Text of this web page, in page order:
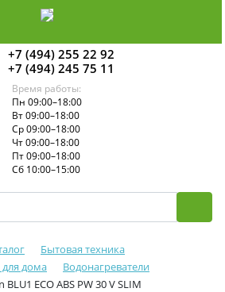
+7 (494) 255 22 92
+7 (494) 245 75 11
Время работы:
Пн 09:00–18:00
Вт 09:00–18:00
Ср 09:00–18:00
Чт 09:00–18:00
Пт 09:00–18:00
Сб 10:00–15:00
Бытовая техника
для дома
Водонагреватели
ECO ABS PW 30 V SLIM